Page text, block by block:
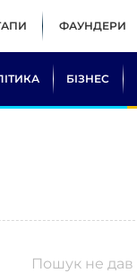
ФАУНДЕРИ
БІЗНЕС
Пошук не дав